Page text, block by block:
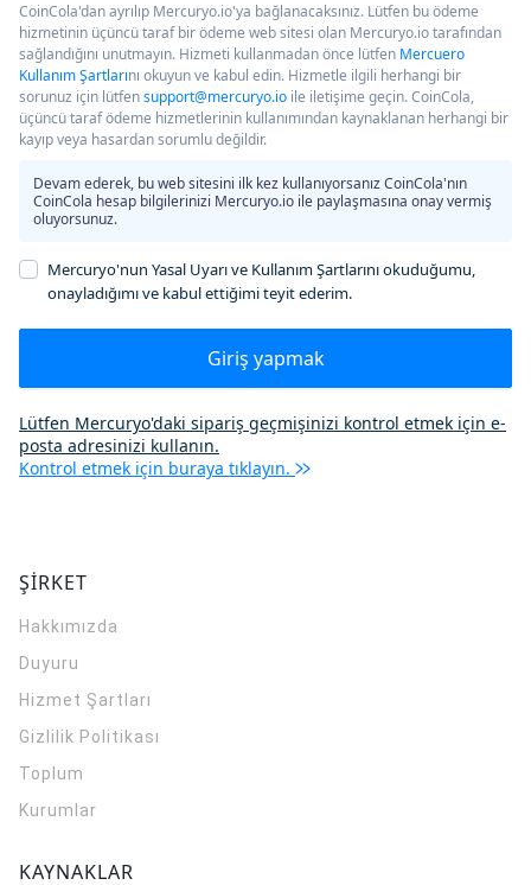
CoinCola'dan ayrılıp Mercuryo.io'ya bağlanacaksınız. Lütfen bu ödeme
hizmetinin üçüncü taraf bir ödeme web sitesi olan Mercuryo.io tarafından
sağlandığını unutmayın. Hizmeti kullanmadan önce lütfen Mercuero
Kullanım Şartlarını okuyun ve kabul edin. Hizmetle ilgili herhangi bir
sorunuz için lütfensupport@mercuryo.io ile iletişime geçin. CoinCola,
üçüncü taraf ödeme hizmetlerinin kullanımından kaynaklanan herhangi bir
kayıp veya hasardan sorumlu değildir.
Devam ederek, bu web sitesini ilk kez kullanıyorsanız CoinCola'nın
CoinCola hesap bilgilerinizi Mercuryo.io ile paylaşmasına onay vermiş
oluyorsunuz.
Mercuryo'nun Yasal Uyarı ve Kullanım Şartlarını okuduğumu,
onayladığımı ve kabul ettiğimi teyit ederim.
Giriş yapmak
Lütfen Mercuryo'daki sipariş geçmişinizi kontrol etmek için e-
posta adresinizi kullanın.
Kontrol etmek için buraya tıklayın.
ŞİRKET
Hakkımızda
Duyuru
Hizmet Şartları
Gizlilik Politikası
Toplum
Kurumlar
KAYNAKLAR